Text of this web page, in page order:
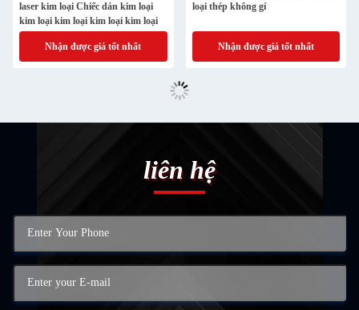
laser kim loại Chiếc dán kim loại
kim loại kim loại kim loại kim loại
Nhận được giá tốt nhất
loại thép không gỉ
Nhận được giá tốt nhất
liên hệ